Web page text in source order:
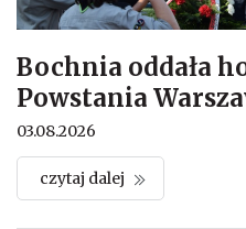
Bochnia oddała
Powstania
03.08.2026
czytaj dalej